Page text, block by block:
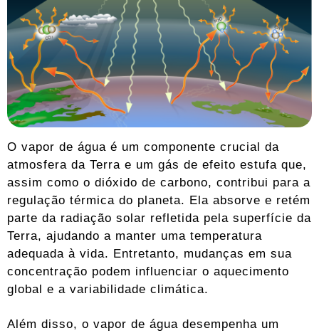
O vapor de água é um componente crucial da
atmosfera da Terra e um gás de efeito estufa que,
assim como o dióxido de carbono, contribui para a
regulação térmica do planeta. Ela absorve e retém
parte da radiação solar refletida pela superfície da
Terra, ajudando a manter uma temperatura
adequada à vida. Entretanto, mudanças em sua
concentração podem influenciar o aquecimento
global e a variabilidade climática.
Além disso, o vapor de água desempenha um